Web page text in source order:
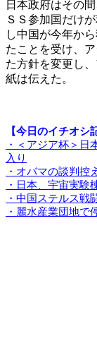
日本政府はその
ＳＳ参加国だけ
し中国が今年か
たことを受け、
た方針を変更し
紙は伝えた。
【今日のイチオシ
・＜アジア杯＞
入り
・オバマの談判控
・日本、宇宙実験
・中国ステルス戦
・麗水産業団地